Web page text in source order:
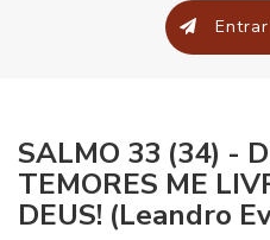
SALMO 33 (34) -
TEMORES ME
DEUS! (Leandro